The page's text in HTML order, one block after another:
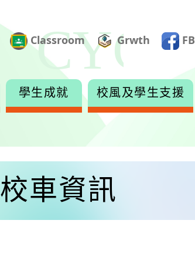
Classroom Grwth FB
學生成就 校風及學生支援
校車資訊